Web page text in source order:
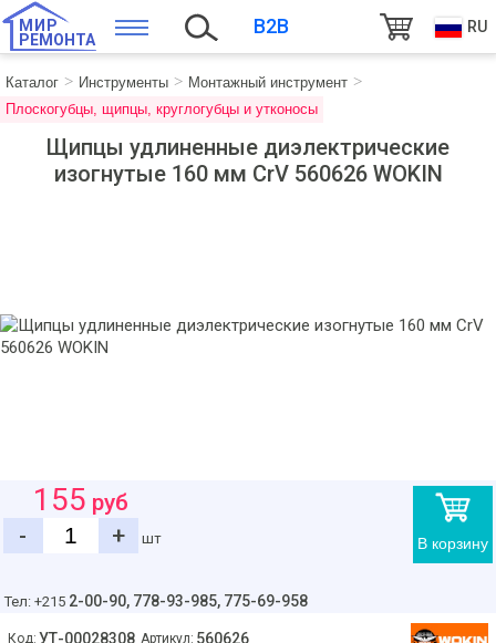
МИР
РЕМОНТА
B2B RU
Каталог Инструменты
Монтажный инструмент
Плоскогубцы, щипцы, круглогубцы и утконосы
Щипцы удлиненные диэлектрические
изогнутые 160 мм CrV 560626 WOKIN
В корзину
155 руб
-
+ шт
Тел: +215 2-00-90, 778-93-985, 775-69-958
Код: УТ-00028308 Артикул: 560626